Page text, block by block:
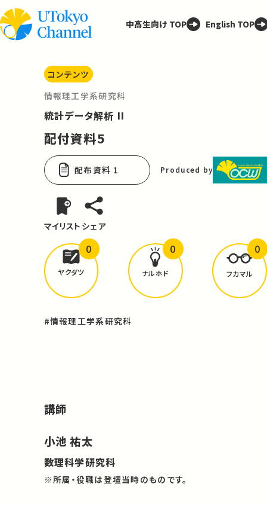
中高生向け TOP English TOP
コンテンツ
情報理工学系研究科
統計データ解析 II
配付資料5
配布資料 1 Produced by
マイリスト シェア
どんな学びがありましたか？
ヤクダツ
0
ナルホド
0
フカマル
0
#情報理工学系研究科
講師
小池 祐太
数理科学研究科
※所属・役職は登壇当時のものです。